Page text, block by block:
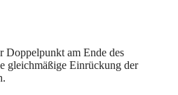
Doppelpunkt am Ende des
gleichmäßige Einrückung der